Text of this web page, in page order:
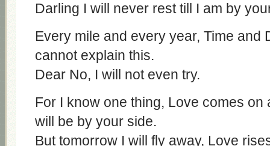
Darling I will never rest till I am by
Every mile and every year, Time and
cannot explain this.
Dear No, I will not even try.
For I know one thing, Love comes on
will be by your side.
But tomorrow I will fly away, Love